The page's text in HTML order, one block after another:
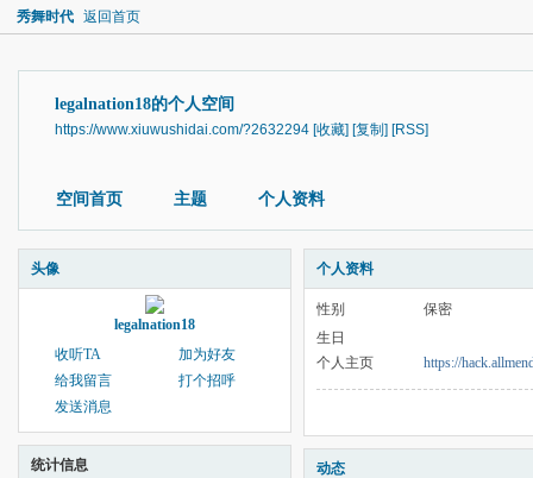
秀舞时代 返回首页
legalnation18的个人空间
https://www.xiuwushidai.com/?2632294 [收藏] [复制] [RSS]
空间首页 主题 个人资料
头像
legalnation18
收听TA
加为好友
给我留言
打个招呼
发送消息
统计信息
个人资料
性别
保密
生日
个人主页
https://
动态